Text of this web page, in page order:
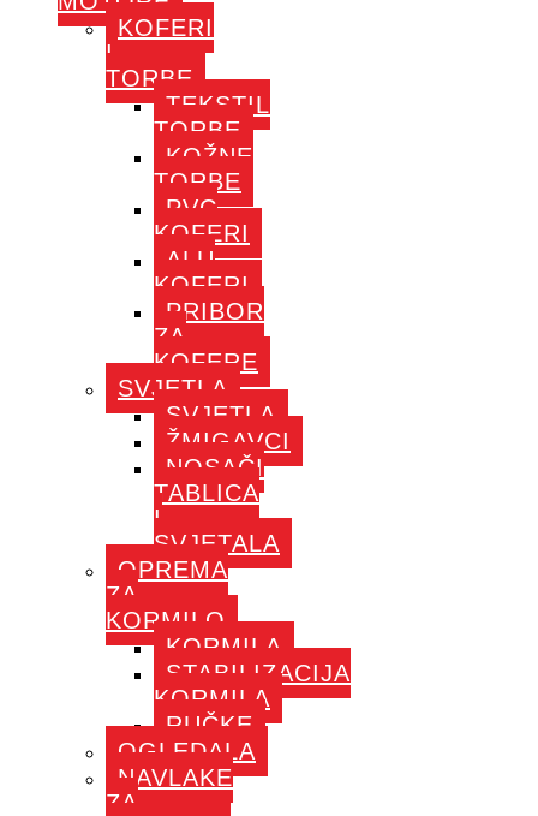
KOFERI
I
TORBE
TEKSTIL
TORBE
KOŽNE
TORBE
PVC
KOFERI
ALU
KOFERI
PRIBOR
ZA
KOFERE
SVJETLA
SVJETLA
ŽMIGAVCI
NOSAČI
TABLICA
I
SVJETALA
OPREMA
ZA
KORMILO
KORMILA
STABILIZACIJA
KORMILA
RUČKE
OGLEDALA
NAVLAKE
ZA